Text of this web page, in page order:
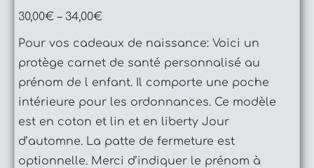
30,00€ – 34,00€
Pour vos cadeaux de naissance: Voici un
protège carnet de santé personnalisé au
prénom de l enfant. Il comporte une poche
intérieure pour les ordonnances. Ce modèle
est en coton et lin et en liberty Jour
d’automne. La patte de fermeture est
optionnelle. Merci d’indiquer le prénom à